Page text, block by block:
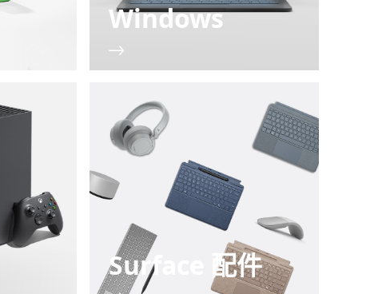
Windows
Surface 配件